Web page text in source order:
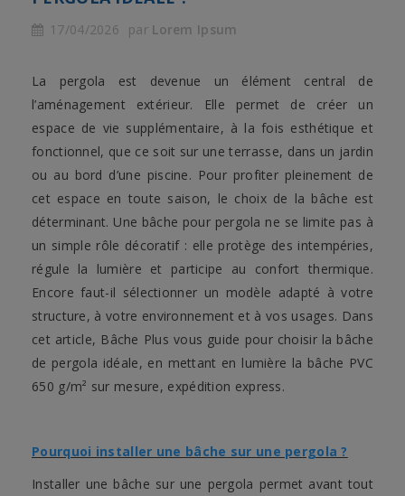
17/04/2026 par Lorem Ipsum
La pergola est devenue un élément central de
l’aménagement extérieur. Elle permet de créer un
espace de vie supplémentaire, à la fois esthétique et
fonctionnel, que ce soit sur une terrasse, dans un jardin
ou au bord d’une piscine. Pour profiter pleinement de
cet espace en toute saison, le choix de la bâche est
déterminant. Une bâche pour pergola ne se limite pas à
un simple rôle décoratif : elle protège des intempéries,
régule la lumière et participe au confort thermique.
Encore faut-il sélectionner un modèle adapté à votre
structure, à votre environnement et à vos usages. Dans
cet article, Bâche Plus vous guide pour choisir la bâche
de pergola idéale, en mettant en lumière la bâche PVC
650 g/m² sur mesure, expédition express.
Pourquoi installer une bâche sur une pergola ?
Installer une bâche sur une pergola permet avant tout